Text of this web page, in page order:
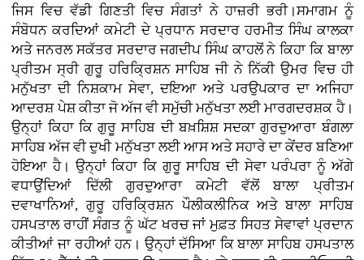
ਜਿਸ ਵਿਚ ਵੱਡੀ ਗਿਣਤੀ ਵਿਚ ਸੰਗਤਾਂ ਨੇ ਹਾਜ਼ਰੀ ਭਰੀ।ਸਮਾਗਮ ਨੂੰ
ਸੰਬੋਧਨ ਕਰਦਿਆਂ ਕਮੇਟੀ ਦੇ ਪ੍ਰਧਾਨ ਸਰਦਾਰ ਹਰਮੀਤ ਸਿੰਘ ਕਾਲਕਾ
ਅਤੇ ਜਨਰਲ ਸਕੱਤਰ ਸਰਦਾਰ ਜਗਦੀਪ ਸਿੰਘ ਕਾਹਲੋਂ ਨੇ ਕਿਹਾ ਕਿ ਬਾਲਾ
ਪ੍ਰੀਤਮ ਸ੍ਰੀ ਗੁਰੂ ਹਰਿਕ੍ਰਿਸ਼ਨ ਸਾਹਿਬ ਜੀ ਨੇ ਨਿੱਕੀ ਉਮਰ ਵਿਚ ਹੀ
ਮਨੁੱਖਤਾ ਦੀ ਨਿਸ਼ਕਾਮ ਸੇਵਾ, ਦਇਆ ਅਤੇ ਪਰਉਪਕਾਰ ਦਾ ਅਜਿਹਾ
ਆਦਰਸ਼ ਪੇਸ਼ ਕੀਤਾ ਜੋ ਅੱਜ ਵੀ ਸਮੁੱਚੀ ਮਨੁੱਖਤਾ ਲਈ ਮਾਰਗਦਰਸ਼ਕ ਹੈ।
ਉਨ੍ਹਾਂ ਕਿਹਾ ਕਿ ਗੁਰੂ ਸਾਹਿਬ ਦੀ ਬਖ਼ਸ਼ਿਸ਼ ਸਦਕਾ ਗੁਰਦੁਆਰਾ ਬੰਗਲਾ
ਸਾਹਿਬ ਅੱਜ ਵੀ ਦੁਖੀ ਮਨੁੱਖਤਾ ਲਈ ਆਸ ਅਤੇ ਸਹਾਰੇ ਦਾ ਕੇਂਦਰ ਬਣਿਆ
ਹੋਇਆ ਹੈ। ਉਨ੍ਹਾਂ ਕਿਹਾ ਕਿ ਗੁਰੂ ਸਾਹਿਬ ਦੀ ਸੇਵਾ ਪਰੰਪਰਾ ਨੂੰ ਅੱਗੇ
ਵਧਾਉਂਦਿਆਂ ਦਿੱਲੀ ਗੁਰਦੁਆਰਾ ਕਮੇਟੀ ਵੱਲੋਂ ਬਾਲਾ ਪ੍ਰੀਤਮ
ਦਵਾਖਾਨਿਆਂ, ਗੁਰੂ ਹਰਿਕ੍ਰਿਸ਼ਨ ਪੌਲੀਕਲੀਨਿਕ ਅਤੇ ਬਾਲਾ ਸਾਹਿਬ
ਹਸਪਤਾਲ ਰਾਹੀਂ ਸੰਗਤ ਨੂੰ ਘੱਟ ਖਰਚ ਜਾਂ ਮੁਫ਼ਤ ਸਿਹਤ ਸੇਵਾਵਾਂ ਪ੍ਰਦਾਨ
ਕੀਤੀਆਂ ਜਾ ਰਹੀਆਂ ਹਨ। ਉਨ੍ਹਾਂ ਦੱਸਿਆ ਕਿ ਬਾਲਾ ਸਾਹਿਬ ਹਸਪਤਾਲ